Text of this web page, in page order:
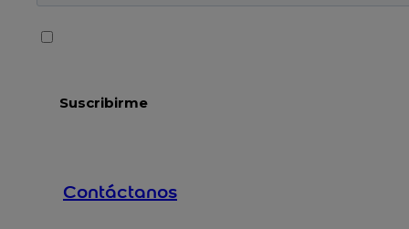
Contáctanos